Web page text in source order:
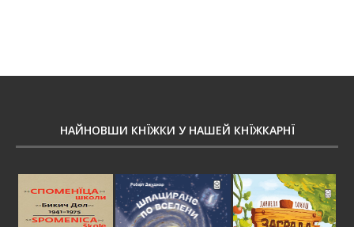
НАЙНОВШИ КНЇЖКИ У НАШЕЙ КНЇЖКАРНЇ